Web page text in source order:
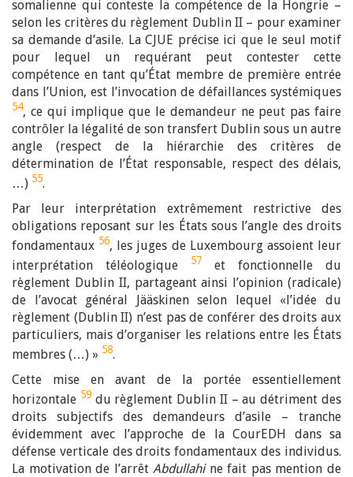
somalienne qui conteste la compétence de la Hongrie –
selon les critères du règlement Dublin II – pour examiner
sa demande d’asile. La CJUE précise ici que le seul motif
pour lequel un requérant peut contester cette
compétence en tant qu’État membre de première entrée
dans l’Union, est l’invocation de défaillances systémiques
54, ce qui implique que le demandeur ne peut pas faire
contrôler la légalité de son transfert Dublin sous un autre
angle (respect de la hiérarchie des critères de
détermination de l’État responsable, respect des délais,
…) 55.
Par leur interprétation extrêmement restrictive des
obligations reposant sur les États sous l’angle des droits
fondamentaux 56, les juges de Luxembourg assoient leur
interprétation téléologique
57 et fonctionnelle du
règlement Dublin II, partageant ainsi l’opinion (radicale)
de l’avocat général Jääskinen selon lequel «l’idée du
règlement (Dublin II) n’est pas de conférer des droits aux
particuliers, mais d’organiser les relations entre les États
membres (…) » 58.
Cette mise en avant de la portée essentiellement
horizontale 59 du règlement Dublin II – au détriment des
droits subjectifs des demandeurs d’asile – tranche
évidemment avec l’approche de la CourEDH dans sa
défense verticale des droits fondamentaux des individus.
La motivation de l’arrêtAbdullahine fait pas mention de